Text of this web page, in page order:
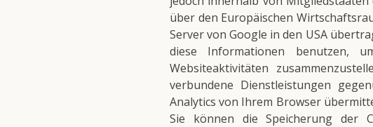
über den Europäischen
Server von Google in den USA
diese Informationen benutzen,
Websiteaktivitäten
verbundene Dienstleistungen
Analytics von Ihrem Browser
Sie können die Speicherung der